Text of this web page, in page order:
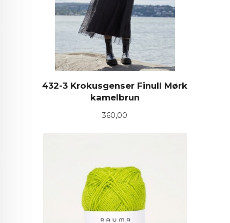
432-3 Krokusgenser Finull Mørk
kamelbrun
Pris
360,00